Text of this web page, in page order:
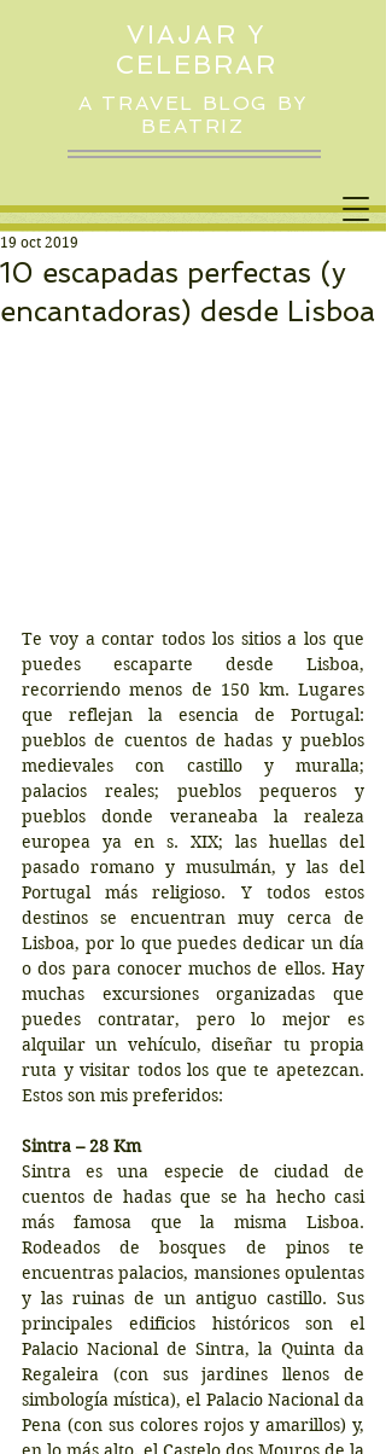
VIAJAR Y
CELEBRAR
A TRAVEL BLOG BY
BEATRIZ
10 escapadas perfectas (y
encantadoras) desde Lisboa
19 oct 2019
Te voy a contar todos los sitios a los que
puedes escaparte desde Lisboa,
recorriendo menos de 150 km. Lugares
que reflejan la esencia de Portugal:
pueblos de cuentos de hadas y pueblos
medievales con castillo y muralla;
palacios reales; pueblos pequeros y
pueblos donde veraneaba la realeza
europea ya en s. XIX; las huellas del
pasado romano y musulmán, y las del
Portugal más religioso. Y todos estos
destinos se encuentran muy cerca de
Lisboa, por lo que puedes dedicar un día
o dos para conocer muchos de ellos. Hay
muchas excursiones organizadas que
puedes contratar, pero lo mejor es
alquilar un vehículo, diseñar tu propia
ruta y visitar todos los que te apetezcan.
Estos son mis preferidos:
Sintra – 28 Km
Sintra es una especie de ciudad de
cuentos de hadas que se ha hecho casi
más famosa que la misma Lisboa.
Rodeados de bosques de pinos te
encuentras palacios, mansiones opulentas
y las ruinas de un antiguo castillo. Sus
principales edificios históricos son el
Palacio Nacional de Sintra, la Quinta da
Regaleira (con sus jardines llenos de
simbología mística), el Palacio Nacional da
Pena (con sus colores rojos y amarillos) y,